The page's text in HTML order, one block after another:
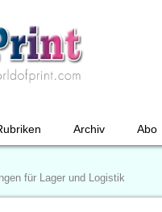
Archiv Abo
für Lager und Logistik